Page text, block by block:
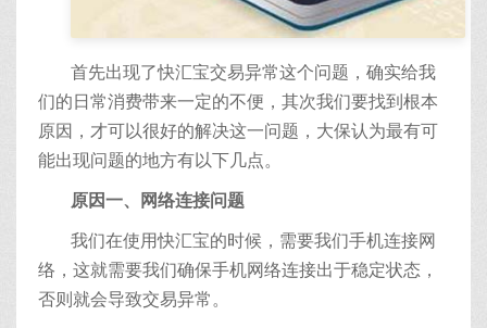
首先出现了快汇宝交易异常这个问题，确实给我
们的日常消费带来一定的不便，其次我们要找到根本
原因，才可以很好的解决这一问题，大保认为最有可
能出现问题的地方有以下几点。
原因一、网络连接问题
我们在使用快汇宝的时候，需要我们手机连接网
络，这就需要我们确保手机网络连接出于稳定状态，
否则就会导致交易异常。